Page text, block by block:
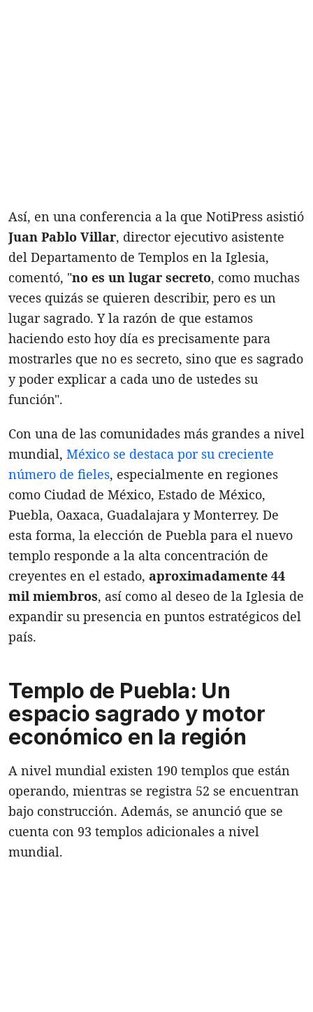
Así, en una conferencia a la que NotiPress asistió
Juan Pablo Villar, director ejecutivo asistente
del Departamento de Templos en la Iglesia,
comentó, "no es un lugar secreto, como muchas
veces quizás se quieren describir, pero es un
lugar sagrado. Y la razón de que estamos
haciendo esto hoy día es precisamente para
mostrarles que no es secreto, sino que es sagrado
y poder explicar a cada uno de ustedes su
función".
Con una de las comunidades más grandes a nivel
mundial, México se destaca por su creciente
número de fieles, especialmente en regiones
como Ciudad de México, Estado de México,
Puebla, Oaxaca, Guadalajara y Monterrey. De
esta forma, la elección de Puebla para el nuevo
templo responde a la alta concentración de
creyentes en el estado, aproximadamente 44
mil miembros, así como al deseo de la Iglesia de
expandir su presencia en puntos estratégicos del
país.
Templo de Puebla: Un
espacio sagrado y motor
económico en la región
A nivel mundial existen 190 templos que están
operando, mientras se registra 52 se encuentran
bajo construcción. Además, se anunció que se
cuenta con 93 templos adicionales a nivel
mundial.